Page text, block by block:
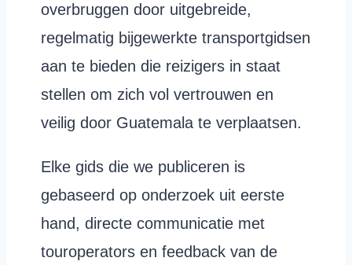
overbruggen door uitgebreide,
regelmatig bijgewerkte transportgidsen
aan te bieden die reizigers in staat
stellen om zich vol vertrouwen en
veilig door Guatemala te verplaatsen.
Elke gids die we publiceren is
gebaseerd op onderzoek uit eerste
hand, directe communicatie met
touroperators en feedback van de